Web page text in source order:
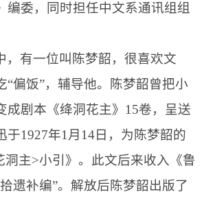
编委，同时担任中文系通讯组组
，有一位叫陈梦韶，很喜欢文
“偏饭”，辅导他。陈梦韶曾把小
剧本《绛洞花主》 15卷，呈送
于1927年1 月 14日 ，为陈梦韶的
洞主>小引》。此文后来收入《鲁
遗补编”。解放后陈梦韶出版了